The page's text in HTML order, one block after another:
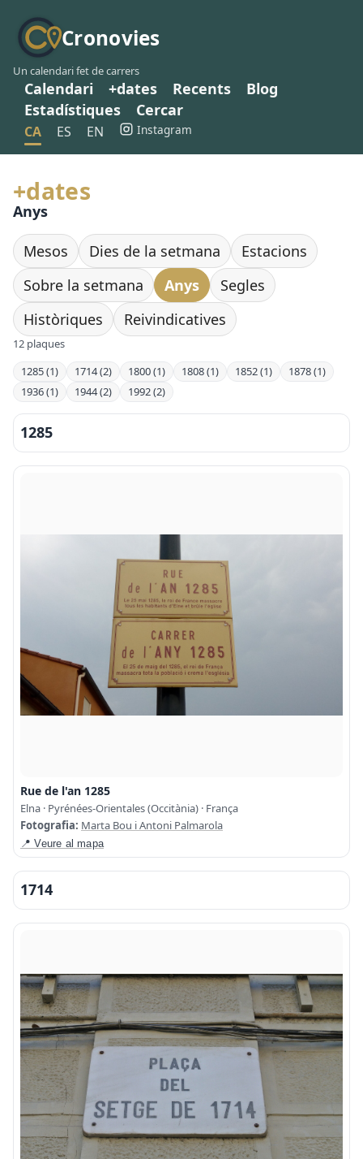
Cronovies
Un calendari fet de carrers
Calendari +dates Recents
Blog
Estadístiques
Cercar
CA ES EN Instagram
+dates
Anys
Mesos Dies de la setmana
Estacions
Sobre la setmana
Anys
Segles
Històriques
Reivindicatives
12 plaques
1285 (1)
1714 (2) 1800 (1) 1808 (1) 1852 (1)
1878 (1)
1936 (1)
1944 (2) 1992 (2)
1285
Rue de l'an 1285
Elna · Pyrénées-Orientales (Occitània) · França
Fotografia: Marta Bou i Antoni Palmarola
📍 Veure al mapa
1714